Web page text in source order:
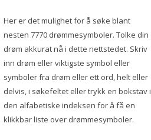
f
:
Her er det mulighet for å søke blant
nesten 7770 drømmesymboler. Tolke din
drøm akkurat nå i dette nettstedet. Skriv
inn drøm eller viktigste symbol eller
symboler fra drøm eller ett ord, helt eller
delvis, i søkefeltet eller trykk en bokstav i
den alfabetiske indeksen for å få en
klikkbar liste over drømmesymboler.